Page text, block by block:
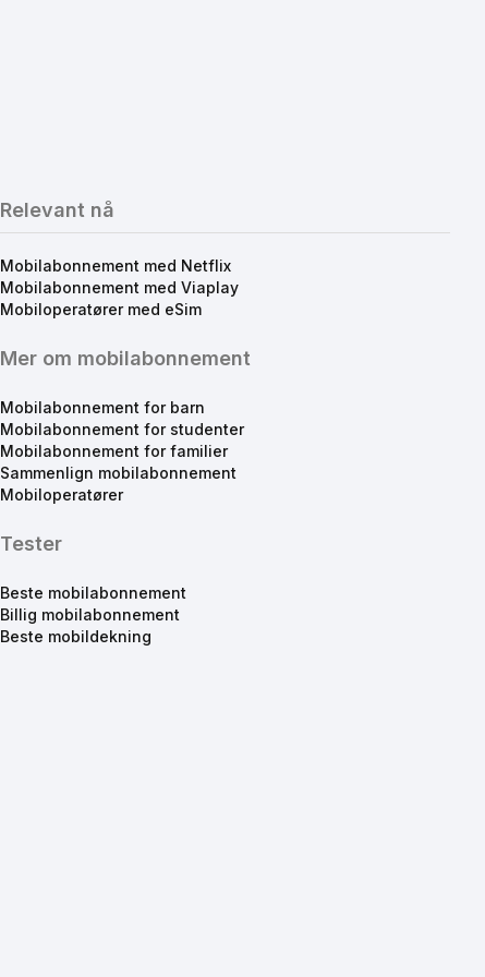
Relevant nå
Mobilabonnement med Netflix
Mobilabonnement med Viaplay
Mobiloperatører med eSim
Mer om mobilabonnement
Mobilabonnement for barn
Mobilabonnement for studenter
Mobilabonnement for familier
Sammenlign mobilabonnement
Mobiloperatører
Tester
Beste mobilabonnement
Billig mobilabonnement
Beste mobildekning